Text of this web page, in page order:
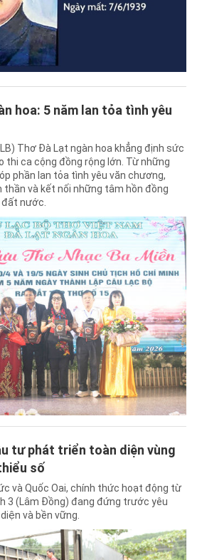
hoa: 5 năm lan tỏa tình yêu
Thơ Đà Lạt ngàn hoa khẳng định sức
thi ca cộng đồng rộng lớn. Từ những
phần lan tỏa tình yêu văn chương,
và kết nối những tâm hồn đồng
đất nước.
tư phát triển toàn diện vùng
số
và Quốc Oai, chính thức hoạt động từ
3 (Lâm Đồng) đang đứng trước yêu
và bền vững.